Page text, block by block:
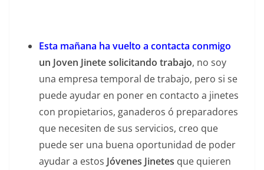
Esta mañana ha vuelto a contacta conmigo
un Joven Jinete solicitando trabajo, no soy
una empresa temporal de trabajo, pero si se
puede ayudar en poner en contacto a jinetes
con propietarios, ganaderos ó preparadores
que necesiten de sus servicios, creo que
puede ser una buena oportunidad de poder
ayudar a estos Jóvenes Jinetes que quieren